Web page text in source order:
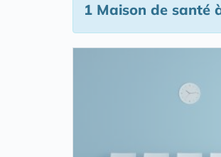
1 Maison de santé